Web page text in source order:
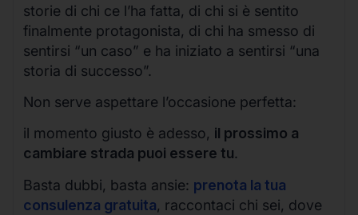
storie di chi ce l’ha fatta, di chi si è sentito
finalmente protagonista, di chi ha smesso di
sentirsi “un caso” e ha iniziato a sentirsi “una
storia di successo”.
Non serve aspettare l’occasione perfetta:
il momento giusto è adesso, il prossimo a
cambiare strada puoi essere tu.
Basta dubbi, basta ansie: prenota la tua
consulenza gratuita, raccontaci chi sei, dove